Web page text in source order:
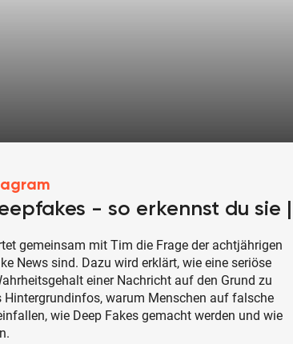
- so erkennst du sie
gemeinsam mit Tim die Frage der achtjährigen
News sind. Dazu wird erklärt, wie eine seriöse
einer Nachricht auf den Grund zu
Hintergrundinfos, warum Menschen auf falsche
wie Deep Fakes gemacht werden und wie